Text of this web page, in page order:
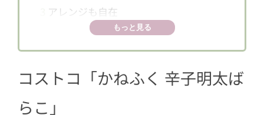
アレンジも自在
もっと見る
コストコ「かねふく 辛子明太ば
らこ」